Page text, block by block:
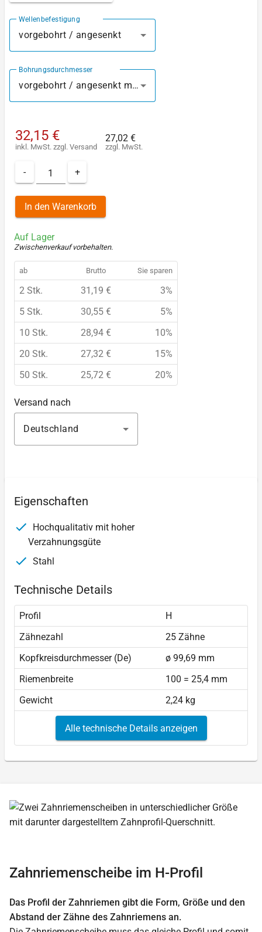
Wellenbefestigung
vorgebohrt / angesenkt
Bohrungsdurchmesser
vorgebohrt / angesenkt mm
32,15 €
inkl. MwSt. zzgl. Versand
27,02 €
zzgl. MwSt.
- +
In den Warenkorb
Auf Lager
Zwischenverkauf vorbehalten.
ab Brutto Sie sparen
2 Stk. 31,19 €
3%
5 Stk.
30,55 €
5%
10 Stk.
28,94 €
10%
20 Stk.
27,32 €
15%
50 Stk.
25,72 € 20%
Versand nach
Deutschland
Eigenschaften
Hochqualitativ mit hoher
Verzahnungsgüte
Stahl
Technische Details
Profil
H
Zähnezahl
25 Zähne
Kopfkreisdurchmesser (De)
ø 99,69 mm
Riemenbreite
100 = 25,4 mm
Gewicht
2,24 kg
Alle technische Details anzeigen
Zahnriemenscheibe im H-Profil
Das Profil der Zahnriemen gibt die Form, Größe und den
Abstand der Zähne des Zahnriemens an.